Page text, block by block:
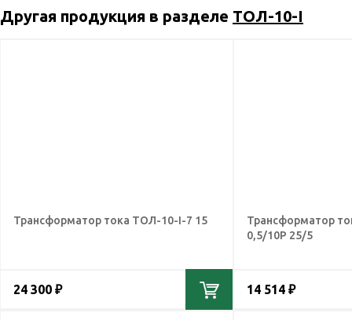
Другая продукция в разделе ТОЛ-10-I
Трансформатор тока ТОЛ-10-I-7 15
24 300 ₽
Трансформатор
0,5/10Р 25/5
14 514 ₽